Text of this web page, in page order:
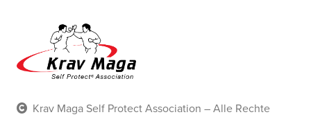
Krav Maga Self Protect Association – Alle Rechte